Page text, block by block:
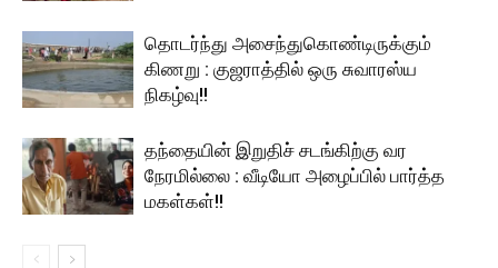
தொடர்ந்து அசைந்துகொண்டிருக்கும்
கிணறு : குஜராத்தில் ஒரு சுவாரஸ்ய
நிகழ்வு!!
தந்தையின் இறுதிச் சடங்கிற்கு வர
நேரமில்லை : வீடியோ அழைப்பில் பார்த்த
மகள்கள்!!